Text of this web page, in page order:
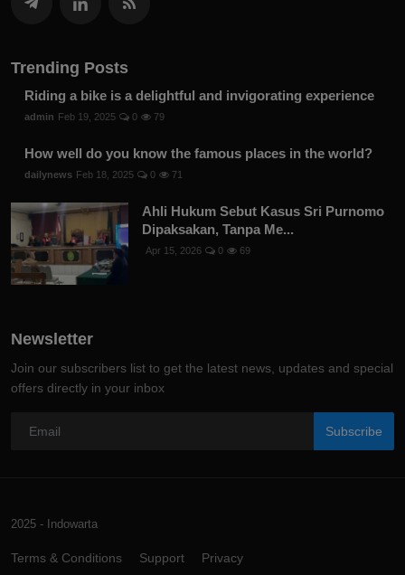
Trending Posts
Riding a bike is a delightful and invigorating experience
admin Feb 19, 2025 0 79
How well do you know the famous places in the world?
dailynews Feb 18, 2025 0 71
Ahli Hukum Sebut Kasus Sri Purnomo
Dipaksakan, Tanpa Me...
Apr 15, 2026 0 69
Newsletter
Join our subscribers list to get the latest news, updates and special
offers directly in your inbox
Subscribe
2025 - Indowarta
Terms & Conditions Support Privacy